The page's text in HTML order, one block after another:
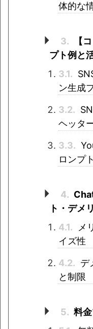
体的な
3.
【
プト例と
3.1.
ン生成
3.2.
ヘッタ
3.3.
ロンプト
4.
ト・デメ
4.1.
メ
イズ性
4.2. デ
と制限
5. 料